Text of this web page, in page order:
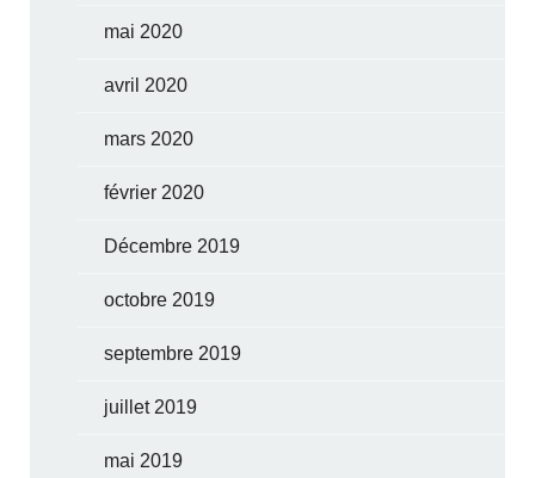
mai 2020
avril 2020
mars 2020
février 2020
Décembre 2019
octobre 2019
septembre 2019
juillet 2019
mai 2019